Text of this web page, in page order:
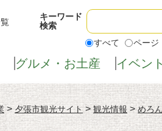
キーワード
検索
Google
カ
ス
タ
検
索
すべて ページ
グルメ・ お土産 イベント
>夕張市観光サイト >観光情報 > めろ